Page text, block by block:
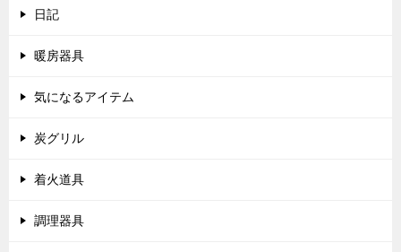
日記
暖房器具
気になるアイテム
炭グリル
着火道具
調理器具